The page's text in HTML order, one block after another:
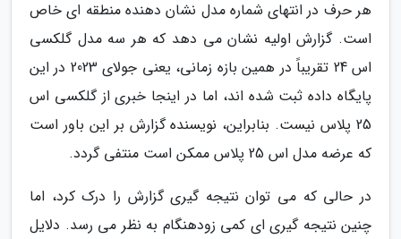
هر حرف در انتهای شماره مدل نشان دهنده منطقه ای خاص
است. گزارش اولیه نشان می دهد که هر سه مدل گلکسی
اس 24 تقریباً در همین بازه زمانی، یعنی جولای 2023 در این
پایگاه داده ثبت شده اند، اما در اینجا خبری از گلکسی اس
25 پلاس نیست. بنابراین، نویسنده گزارش بر این باور است
که عرضه مدل اس 25 پلاس ممکن است منتفی گردد.
در حالی که می توان نتیجه گیری گزارش را درک کرد، اما
چنین نتیجه گیری ای کمی زودهنگام به نظر می رسد. دلایل